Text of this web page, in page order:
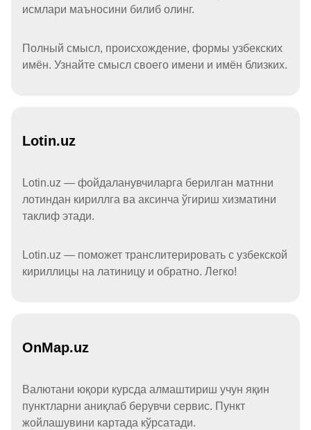
исмлари маъносини билиб олинг.
Полный смысл, происхождение, формы узбекских
имён. Узнайте смысл своего имени и имён близких.
Lotin.uz
Lotin.uz — фойдаланувчиларга берилган матнни
лотиндан кириллга ва аксинча ўгириш хизматини
таклиф этади.
Lotin.uz — поможет транслитерировать с узбекской
кириллицы на латиницу и обратно. Легко!
OnMap.uz
Валютани юқори курсда алмаштириш учун яқин
пунктларни аниқлаб берувчи сервис. Пункт
жойлашувини картада кўрсатади.